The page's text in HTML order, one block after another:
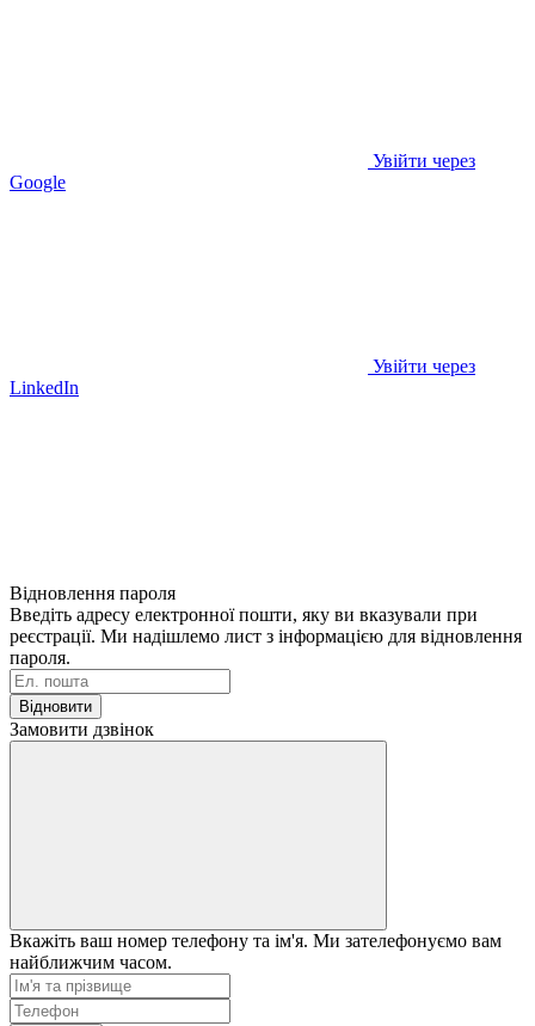
Увійти через
Google
Увійти через
LinkedIn
Відновлення пароля
Введіть адресу електронної пошти, яку ви вказували при
реєстрації. Ми надішлемо лист з інформацією для відновлення
пароля.
Відновити
Замовити дзвінок
Вкажіть ваш номер телефону та ім'я. Ми зателефонуємо вам
найближчим часом.